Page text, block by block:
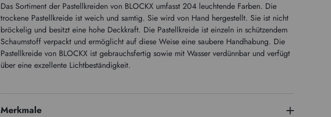
Das Sortiment der Pastellkreiden von BLOCKX umfasst 204 leuchtende Farben. Die
trockene Pastellkreide ist weich und samtig. Sie wird von Hand hergestellt. Sie ist nicht
bröckelig und besitzt eine hohe Deckkraft. Die Pastellkreide ist einzeln in schützendem
Schaumstoff verpackt und ermöglicht auf diese Weise eine saubere Handhabung. Die
Pastellkreide von BLOCKX ist gebrauchsfertig sowie mit Wasser verdünnbar und verfügt
über eine exzellente Lichtbeständigkeit.
Merkmale